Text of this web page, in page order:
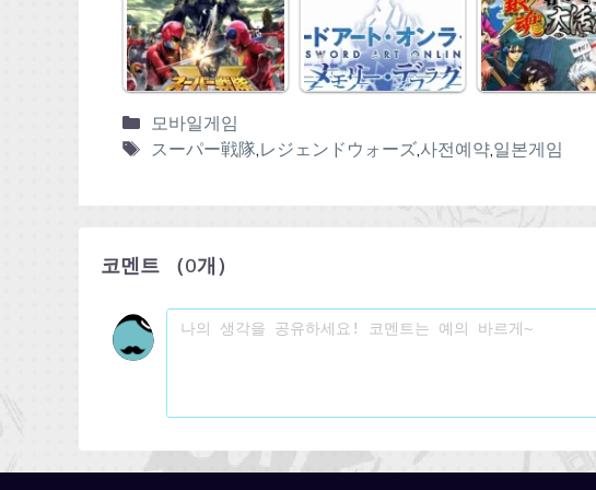
모바일게임
スーパー戦隊 レジェンドウォーズ, 사전예약, 일본게임
코멘트 （0개）